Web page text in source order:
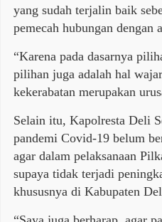
yang sudah terjalin baik
pemecah hubungan dengan
“Karena pada dasarnya
pilihan juga adalah hal
kekerabatan merupakan
Selain itu, Kapolresta Deli
pandemi Covid-19 belum
agar dalam pelaksanaan
supaya tidak terjadi
khususnya di Kabupaten